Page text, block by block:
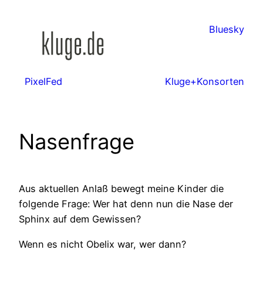
Bluesky
PixelFed Kluge+Konsorten
Nasenfrage
Aus aktuellen Anlaß bewegt meine Kinder die
folgende Frage: Wer hat denn nun die Nase der
Sphinx auf dem Gewissen?
Wenn es nicht Obelix war, wer dann?